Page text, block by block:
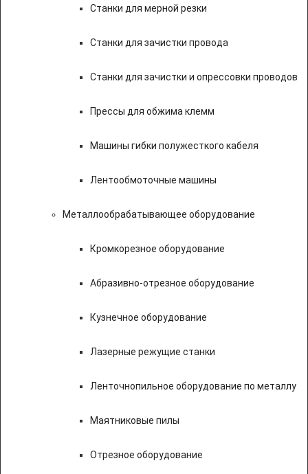
Станки для мерной резки
Станки для зачистки провода
Станки для зачистки и опрессовки проводов
Прессы для обжима клемм
Машины гибки полужесткого кабеля
Лентообмоточные машины
Металлообрабатывающее оборудование
Кромкорезное оборудование
Абразивно-отрезное оборудование
Кузнечное оборудование
Лазерные режущие станки
Ленточнопильное оборудование по металлу
Маятниковые пилы
Отрезное оборудование